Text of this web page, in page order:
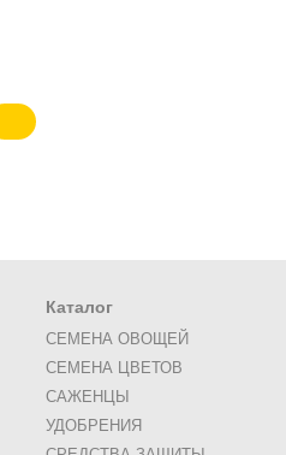
Каталог
СЕМЕНА ОВОЩЕЙ
СЕМЕНА ЦВЕТОВ
САЖЕНЦЫ
УДОБРЕНИЯ